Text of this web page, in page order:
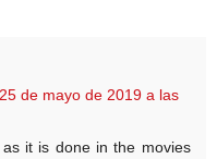
25 de mayo de 2019 a las
it is done in the movies